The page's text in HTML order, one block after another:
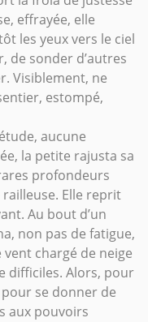
effrayée, elle
les yeux vers le ciel
de sonder d’autres
Visiblement, ne
estompé,
aucune
la petite rajusta sa
profondeurs
Elle reprit
Au bout d’un
non pas de fatigue,
vent chargé de neige
difficiles. Alors, pour
se donner de
aux pouvoirs